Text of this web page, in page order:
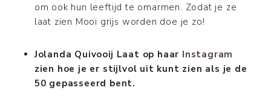
om ook hun leeftijd te omarmen. Zodat je ze
laat zien Mooi grijs worden doe je zo!
Jolanda Quivooij Laat op haar Instagram
zien hoe je er stijlvol uit kunt zien als je de
50 gepasseerd bent.